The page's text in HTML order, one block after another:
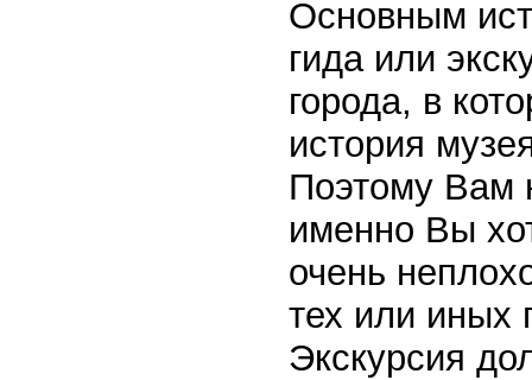
Основным
гида или
города, в
история
Поэтому Вам
именно Вы
очень
тех или иных
Экскурсия